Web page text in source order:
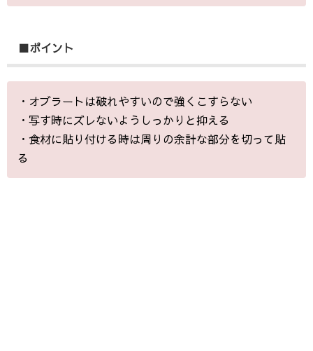
■ポイント
・オブラートは破れやすいので強くこすらない
・写す時にズレないようしっかりと抑える
・食材に貼り付ける時は周りの余計な部分を切って貼
る